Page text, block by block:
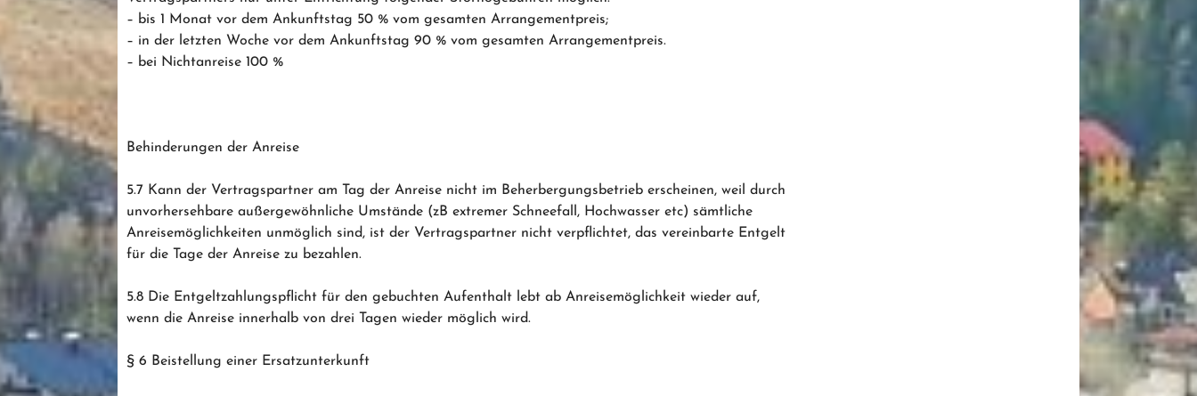
– bis 1 Monat vor dem Ankunftstag 50 % vom gesamten Arrangementpreis;
– in der letzten Woche vor dem Ankunftstag 90 % vom gesamten Arrangementpreis.
– bei Nichtanreise 100 %
Behinderungen der Anreise
5.7 Kann der Vertragspartner am Tag der Anreise nicht im Beherbergungsbetrieb erscheinen, weil durch
unvorhersehbare außergewöhnliche Umstände (zB extremer Schneefall, Hochwasser etc) sämtliche
Anreisemöglichkeiten unmöglich sind, ist der Vertragspartner nicht verpflichtet, das vereinbarte Entgelt
für die Tage der Anreise zu bezahlen.
5.8 Die Entgeltzahlungspflicht für den gebuchten Aufenthalt lebt ab Anreisemöglichkeit wieder auf,
wenn die Anreise innerhalb von drei Tagen wieder möglich wird.
§ 6 Beistellung einer Ersatzunterkunft